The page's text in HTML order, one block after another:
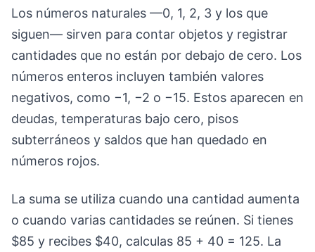
Los números naturales —0, 1, 2, 3 y los que
siguen— sirven para contar objetos y registrar
cantidades que no están por debajo de cero. Los
números enteros incluyen también valores
negativos, como −1, −2 o −15. Estos aparecen en
deudas, temperaturas bajo cero, pisos
subterráneos y saldos que han quedado en
números rojos.
La suma se utiliza cuando una cantidad aumenta
o cuando varias cantidades se reúnen. Si tienes
$85 y recibes $40, calculas 85 + 40 = 125. La